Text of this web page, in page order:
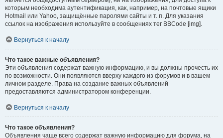
которым необходима аутентификация, как, например, на почтовые ящики
Hotmail или Yahoo, защищённые паролями сайты и т. п. Для указания
ссылок на изображения используйте в сообщениях тег BBCode [img].
Вернуться к началу
Что такое важные объявления?
Эти объявления содержат важную информацию, и вы должны прочесть их
по возможности. Они появляются вверху каждого из форумов и в вашем
личном разделе. Права на создание важных объявлений
предоставляются администратором конференции.
Вернуться к началу
Что такое объявления?
Объявления чаще всего содержат важную информацию для форума, на